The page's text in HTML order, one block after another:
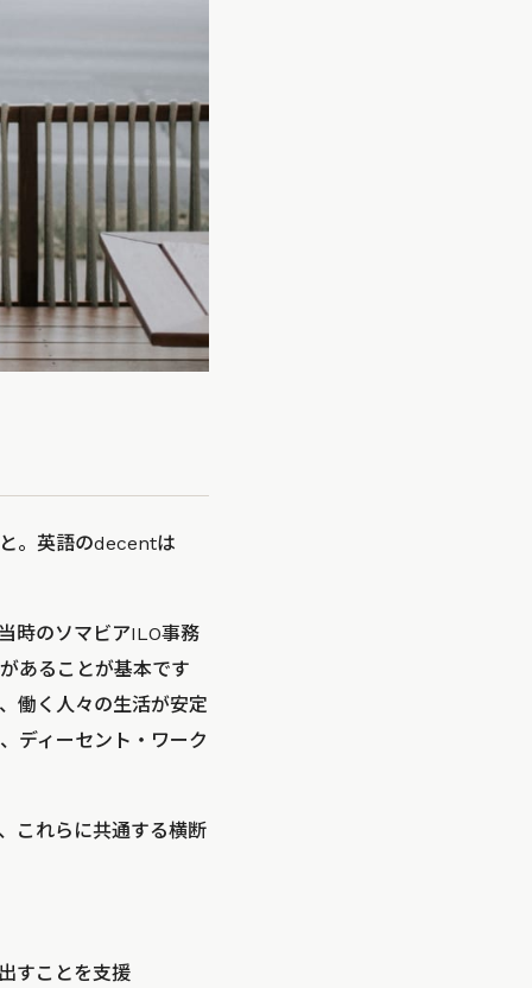
。英語のdecentは
時のソマビアILO事務
あることが基本です
働く人々の生活が安定
ディーセント・ワーク
これらに共通する横断
すことを支援